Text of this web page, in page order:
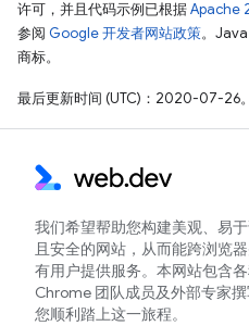
许可，并且代码示例已根据Apache
参阅 Google 开发者网站政策。
商标。
最后更新时间 (UTC)：2020-07-26。
我们希望帮助您构建美观、易
且安全的网站，从而能跨浏览
有用户提供服务。本网站包含
Chrome 团队成员及外部专家
您顺利踏上这一旅程。